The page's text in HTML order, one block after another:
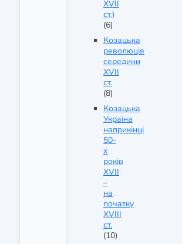
XVII
ст.)
(6)
Козацька
революція
середини
XVII
ст.
(8)
Козацька
Україна
наприкінці
50-
х
років
XVII
–
на
початку
XVIII
ст.
(10)